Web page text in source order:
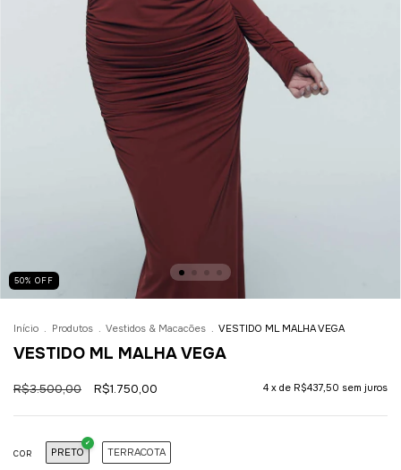
50% OFF
Início . Produtos . Vestidos & Macacões . VESTIDO ML MALHA VEGA
VESTIDO ML MALHA VEGA
R$3.500,00 R$1.750,00 4 x de R$437,50 sem juros
COR PRETO TERRACOTA